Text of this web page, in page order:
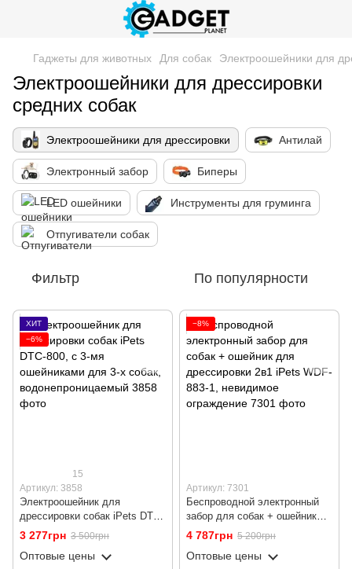
Гаджеты для животных Для собак Электроошейники для
Электроошейники для дрессировки
средних собак
Электроошейники для дрессировки Антилай
Электронный забор Биперы
LED ошейники Инструменты для груминга
Отпугиватели собак
Фильтр По популярности
ХИТ
−6%
15
Артикул: 3858
Электроошейник для
дрессировки собак iPets DTC-
800, с 3-мя ошейниками для
3-х собак,
водонепроницаемый
3 277грн 3 500грн
Оптовые цены
−8%
Артикул: 7301
Беспроводной электронный
забор для собак + ошейник
для дрессировки 2в1 iPets
WDF-883-1, невидимое
ограждение
4 787грн 5 200грн
Оптовые цены